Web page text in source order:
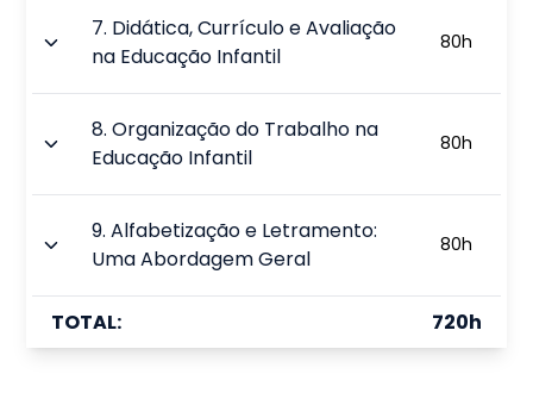
7. Didática, Currículo e Avaliação
na Educação Infantil
80h
8.Organização do Trabalho na
Educação Infantil
80h
9.Alfabetização e Letramento:
Uma Abordagem Geral
80h
TOTAL: 720h